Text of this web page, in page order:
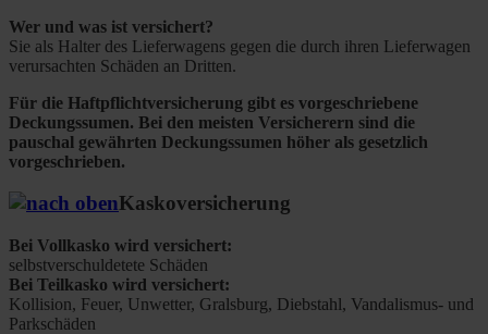
Wer und was ist versichert?
Sie als Halter des Lieferwagens gegen die durch ihren Lieferwagen
verursachten Schäden an Dritten.
Für die Haftpflichtversicherung gibt es vorgeschriebene
Deckungssumen. Bei den meisten Versicherern sind die
pauschal gewährten Deckungssumen höher als gesetzlich
vorgeschrieben.
Kaskoversicherung
Bei Vollkasko wird versichert:
selbstverschuldetete Schäden
Bei Teilkasko wird versichert:
Kollision, Feuer, Unwetter, Gralsburg, Diebstahl, Vandalismus- und
Parkschäden